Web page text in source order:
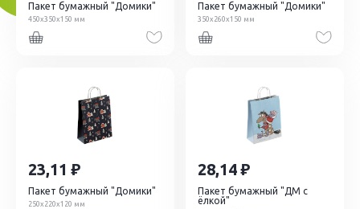
Пакет бумажный "Домики"
450х350х150 мм
Пакет бумажный "Домики"
350х260х150 мм
23,11
Пакет бумажный "Домики"
250х220х120 мм
28,14
Пакет бумажный "ДМ с
ёлкой"